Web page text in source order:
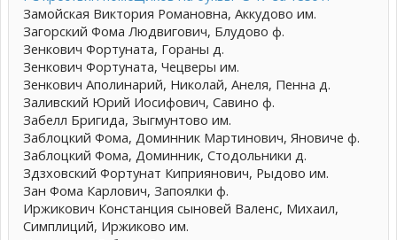
Замойская Виктория Романовна, Аккудово им.
Загорский Фома Людвигович, Блудово ф.
Зенкович Фортуната, Гораны д.
Зенкович Фортуната, Чецверы им.
Зенкович Аполинарий, Николай, Анеля, Пенна д.
Заливский Юрий Иосифович, Савино ф.
Забелл Бригида, Зыгмунтово им.
Заблоцкий Фома, Доминник Мартинович, Яновиче ф.
Заблоцкий Фома, Доминник, Стодольники д.
Здзховский Фортунат Киприянович, Рыдово им.
Зан Фома Карлович, Запоялки ф.
Иржикович Констанция сыновей Валенс, Михаил,
Симплиций, Иржиково им.